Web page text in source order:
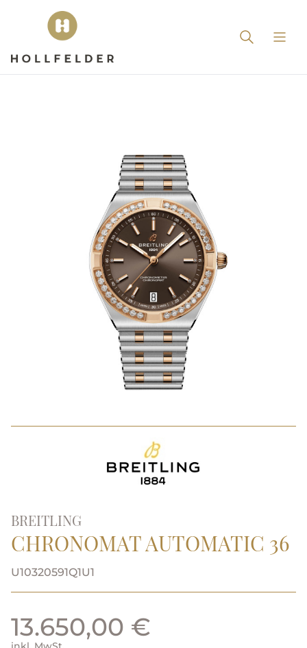
BREITLING
CHRONOMAT AUTOMATIC 36
U10320591Q1U1
13.650,00 €